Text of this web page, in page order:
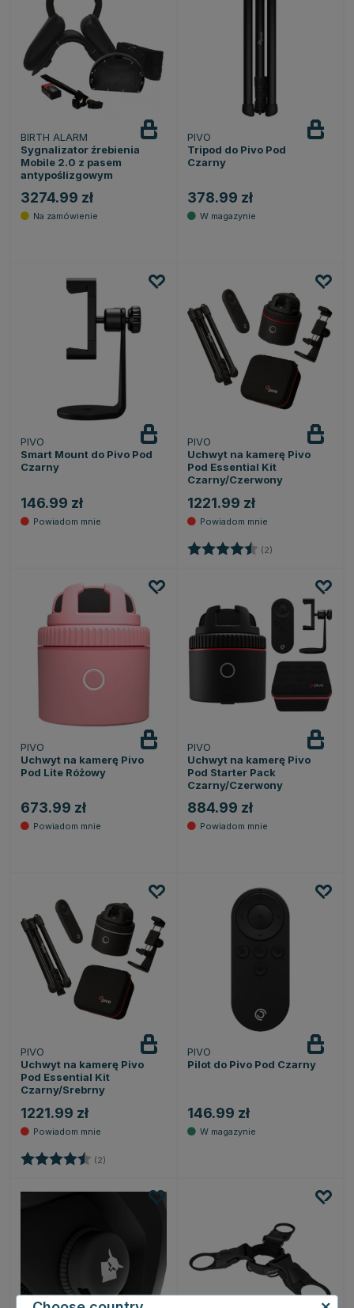
BIRTH ALARM
Sygnalizator źrebienia
Mobile 2.0 z pasem
antypoślizgowym
3274.99 zł
PIVO
Tripod do Pivo Pod
Czarny
378.99 zł
PIVO
Smart Mount do Pivo Pod
Czarny
146.99 zł
PIVO
Uchwyt na kamerę Pivo
Pod Essential Kit
Czarny/Czerwony
1221.99 zł
Ocena: (2)
PIVO
Uchwyt na kamerę Pivo
Pod Lite Różowy
673.99 zł
PIVO
Uchwyt na kamerę Pivo
Pod Starter Pack
Czarny/Czerwony
884.99 zł
PIVO
Uchwyt na kamerę Pivo
Pod Essential Kit
Czarny/Srebrny
1221.99 zł
Ocena: (2)
PIVO
Pilot do Pivo Pod Czarny
146.99 zł